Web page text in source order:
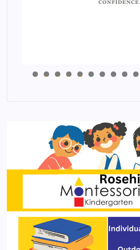
0
1
2
3
4